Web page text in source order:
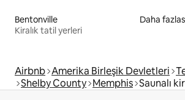
Bentonville
Kiralık tatil yerleri
Daha
Airbnb Amerika Birleşik Devletleri
Shelby County Memphis Saunalı